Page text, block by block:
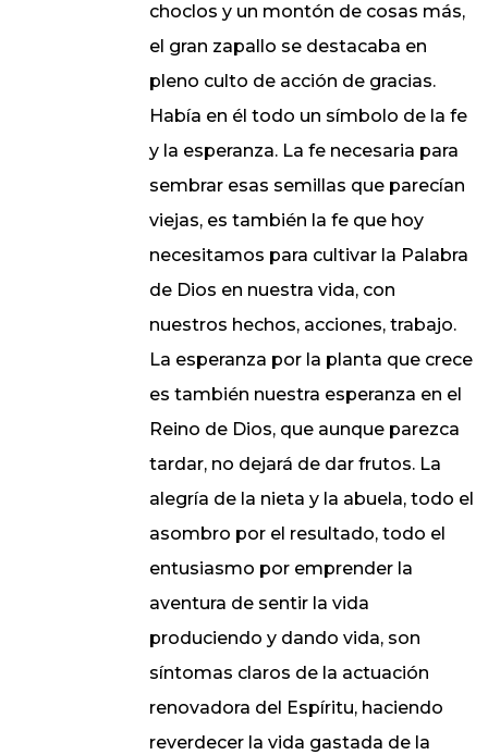
choclos y un montón de cosas más,
el gran zapallo se destacaba en
pleno culto de acción de gracias.
Había en él todo un símbolo de la fe
y la esperanza. La fe necesaria para
sembrar esas semillas que parecían
viejas, es también la fe que hoy
necesitamos para cultivar la Palabra
de Dios en nuestra vida, con
nuestros hechos, acciones, trabajo.
La esperanza por la planta que crece
es también nuestra esperanza en el
Reino de Dios, que aunque parezca
tardar, no dejará de dar frutos. La
alegría de la nieta y la abuela, todo el
asombro por el resultado, todo el
entusiasmo por emprender la
aventura de sentir la vida
produciendo y dando vida, son
síntomas claros de la actuación
renovadora del Espíritu, haciendo
reverdecer la vida gastada de la